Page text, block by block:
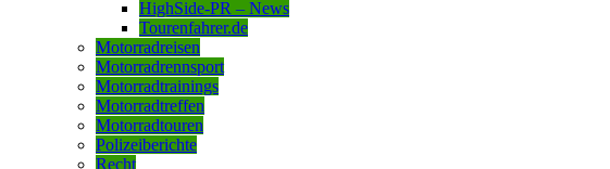
HighSide-PR – News
Tourenfahrer.de
Motorradreisen
Motorradrennsport
Motorradtrainings
Motorradtreffen
Motorradtouren
Polizeiberichte
Recht